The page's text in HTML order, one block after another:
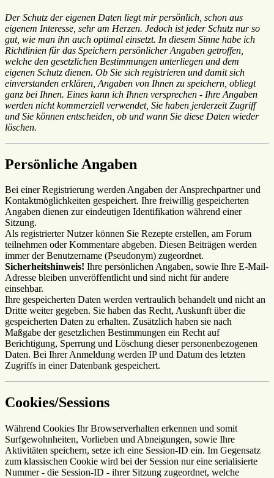
Der Schutz der eigenen Daten liegt mir persönlich, schon aus
eigenem Interesse, sehr am Herzen. Jedoch ist jeder Schutz nur so
gut, wie man ihn auch optimal einsetzt. In diesem Sinne habe ich
Richtlinien für das Speichern persönlicher Angaben getroffen,
welche den gesetzlichen Bestimmungen unterliegen und dem
eigenen Schutz dienen. Ob Sie sich registrieren und damit sich
einverstanden erklären, Angaben von Ihnen zu speichern, obliegt
ganz bei Ihnen. Eines kann ich Ihnen versprechen - Ihre Angaben
werden nicht kommerziell verwendet, Sie haben jerderzeit Zugriff
und Sie können entscheiden, ob und wann Sie diese Daten wieder
löschen.
Persönliche Angaben
Bei einer Registrierung werden Angaben der Ansprechpartner und
Kontaktmöglichkeiten gespeichert. Ihre freiwillig gespeicherten
Angaben dienen zur eindeutigen Identifikation während einer
Sitzung.
Als registrierter Nutzer können Sie Rezepte erstellen, am Forum
teilnehmen oder Kommentare abgeben. Diesen Beiträgen werden
immer der Benutzername (Pseudonym) zugeordnet.
Sicherheitshinweis! Ihre persönlichen Angaben, sowie Ihre E-Mail-
Adresse bleiben unveröffentlicht und sind nicht für andere
einsehbar.
Ihre gespeicherten Daten werden vertraulich behandelt und nicht an
Dritte weiter gegeben. Sie haben das Recht, Auskunft über die
gespeicherten Daten zu erhalten. Zusätzlich haben sie nach
Maßgabe der gesetzlichen Bestimmungen ein Recht auf
Berichtigung, Sperrung und Löschung dieser personenbezogenen
Daten. Bei Ihrer Anmeldung werden IP und Datum des letzten
Zugriffs in einer Datenbank gespeichert.
Cookies/Sessions
Während Cookies Ihr Browserverhalten erkennen und somit
Surfgewohnheiten, Vorlieben und Abneigungen, sowie Ihre
Aktivitäten speichern, setze ich eine Session-ID ein. Im Gegensatz
zum klassischen Cookie wird bei der Session nur eine serialisierte
Nummer - die Session-ID - ihrer Sitzung zugeordnet, welche